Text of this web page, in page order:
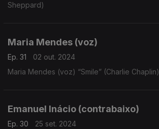
Sheppard)
Maria Mendes (voz)
Ep. 31
02 out. 2024
Maria Mendes (voz) “Smile” (Charlie Chaplin)
Emanuel Inácio (contrabaixo)
Ep. 30
25 set. 2024